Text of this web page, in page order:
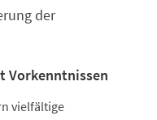
der
Vorkenntnissen
vielfältige